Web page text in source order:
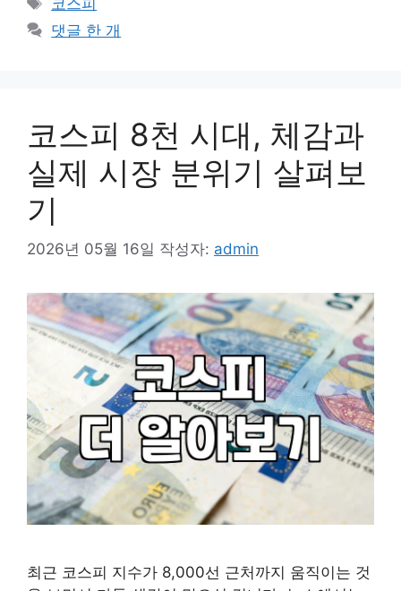
리
그
댓글 한 개
코스피 8천 시대, 체감과
실제 시장 분위기 살펴보
기
2026년 05월 16일 작성자: admin
최근 코스피 지수가 8,000선 근처까지 움직이는 것